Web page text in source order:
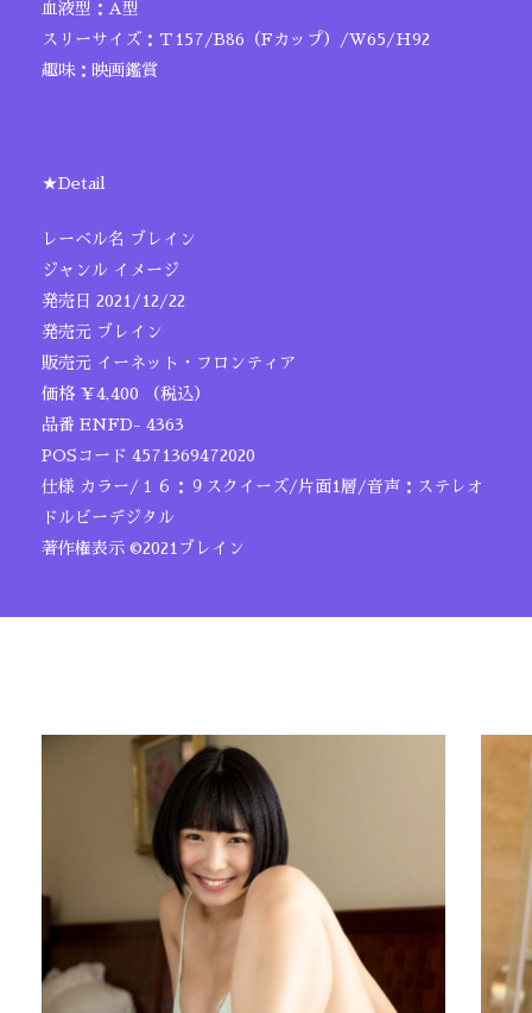
血液型：A型
スリーサイズ：Ｔ157/B86（Fカップ）/W65/H92
趣味：映画鑑賞
★Detail
レーベル名 ブレイン
ジャンル イメージ
発売日 2021/12/22
発売元 ブレイン
販売元 イーネット・フロンティア
価格 ￥4,400 （税込）
品番 ENFD- 4363
POSコード 4571369472020
仕様 カラー/１６：９スクイーズ/片面1層/音声：ステレオ
ドルビーデジタル
著作権表示 ©2021ブレイン